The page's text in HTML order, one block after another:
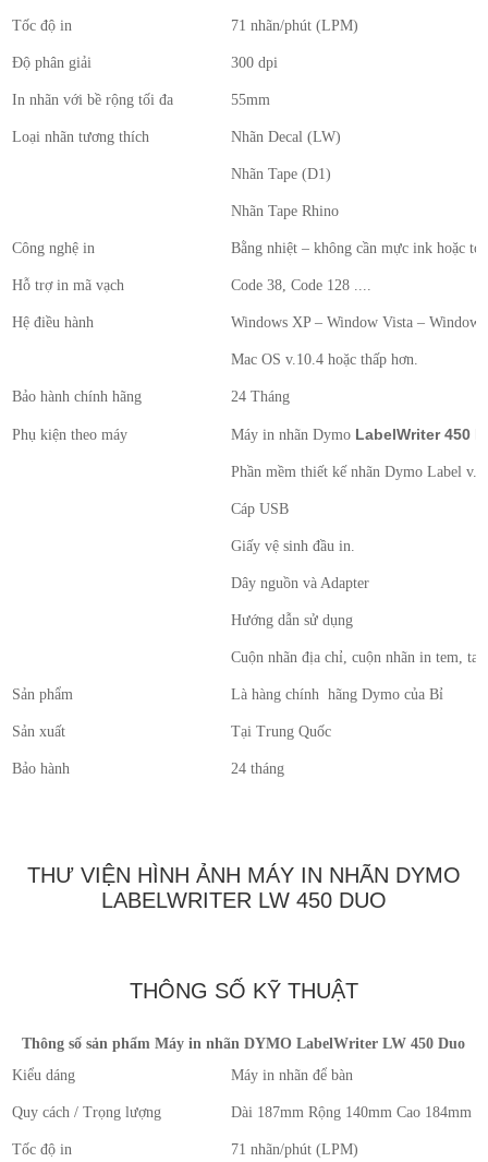
Tốc độ in 71 nhãn/phút (LPM)
Độ phân giải 300 dpi
In nhãn với bề rộng tối đa 55mm
Loại nhãn tương thích Nhãn Decal (LW)
Nhãn Tape (D1)
Nhãn Tape Rhino
Công nghệ in Bằng nhiệt – không cần mực ink hoặc
Hỗ trợ in mã vạch Code 38, Code 128 ....
Hệ điều hành Windows XP – Window Vista –
Mac OS v.10.4 hoặc thấp hơn.
Bảo hành chính hãng 24 Tháng
Phụ kiện theo máy Máy in nhãn Dymo LabelWriter 450
Phần mềm thiết kế nhãn Dymo Label v.8
Cáp USB
Giấy vệ sinh đầu in.
Dây nguồn và Adapter
Hướng dẫn sử dụng
Cuộn nhãn địa chỉ, cuộn nhãn in tem,
Sản phẩm Là hàng chính hãng Dymo của Bỉ
Sản xuất Tại Trung Quốc
Bảo hành 24 tháng
THƯ VIỆN HÌNH ẢNH MÁY IN NHÃN DYMO
LABELWRITER LW 450 DUO
THÔNG SỐ KỸ THUẬT
Thông số sản phẩm Máy in nhãn DYMO LabelWriter LW 450 Duo
Kiểu dáng
Máy in nhãn để bàn
Quy cách / Trọng lượng Dài 187mm Rộng 140mm Cao 184mm /
Tốc độ in 71 nhãn/phút (LPM)